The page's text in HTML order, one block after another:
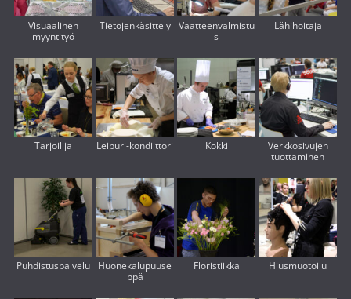
Visuaalinen
myyntityö
Tietojenkäsittely
Vaatteenvalmistu
s
Lähihoitaja
Tarjoilija Leipuri-kondiittori Kokki
Verkkosivujen
tuottaminen
Puhdistuspalvelu
Huonekalupuuse
ppä
Floristiikka Hiusmuotoilu